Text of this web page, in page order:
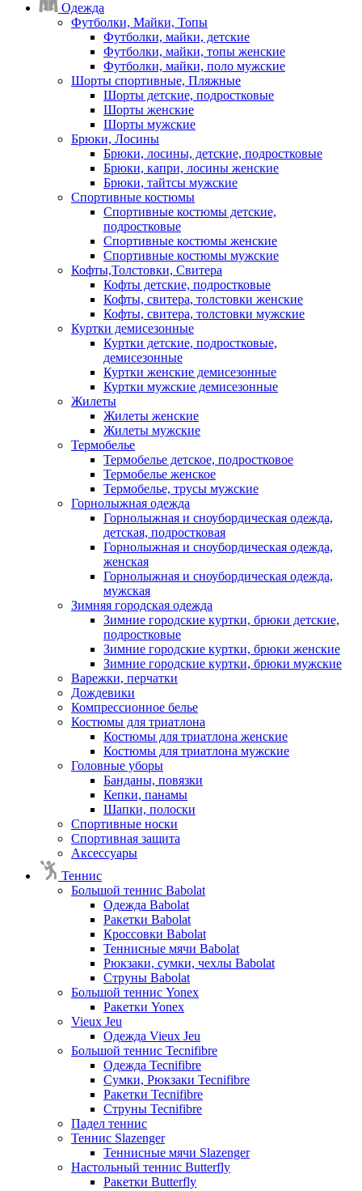
Одежда
Футболки, Майки, Топы
Футболки, майки, детские
Футболки, майки, топы женские
Футболки, майки, поло мужские
Шорты спортивные, Пляжные
Шорты детские, подростковые
Шорты женские
Шорты мужские
Брюки, Лосины
Брюки, лосины, детские, подростковые
Брюки, капри, лосины женские
Брюки, тайтсы мужские
Спортивные костюмы
Спортивные костюмы детские,
подростковые
Спортивные костюмы женские
Спортивные костюмы мужские
Кофты,Толстовки, Свитера
Кофты детские, подростковые
Кофты, свитера, толстовки женские
Кофты, свитера, толстовки мужские
Куртки демисезонные
Куртки детские, подростковые,
демисезонные
Куртки женские демисезонные
Куртки мужские демисезонные
Жилеты
Жилеты женские
Жилеты мужские
Термобелье
Термобелье детское, подростковое
Термобелье женское
Термобелье, трусы мужские
Горнолыжная одежда
Горнолыжная и сноубордическая одежда,
детская, подростковая
Горнолыжная и сноубордическая одежда,
женская
Горнолыжная и сноубордическая одежда,
мужская
Зимняя городская одежда
Зимние городские куртки, брюки детские,
подростковые
Зимние городские куртки, брюки женские
Зимние городские куртки, брюки мужские
Варежки, перчатки
Дождевики
Компрессионное белье
Костюмы для триатлона
Костюмы для триатлона женские
Костюмы для триатлона мужские
Головные уборы
Банданы, повязки
Кепки, панамы
Шапки, полоски
Спортивные носки
Спортивная защита
Аксессуары
Теннис
Большой теннис Babolat
Одежда Babolat
Ракетки Babolat
Кроссовки Babolat
Теннисные мячи Babolat
Рюкзаки, сумки, чехлы Babolat
Струны Babolat
Большой теннис Yonex
Ракетки Yonex
Vieux Jeu
Одежда Vieux Jeu
Большой теннис Tecnifibre
Одежда Tecnifibre
Сумки, Рюкзаки Tecnifibre
Ракетки Tecnifibre
Струны Tecnifibre
Падел теннис
Теннис Slazenger
Теннисные мячи Slazenger
Настольный теннис Butterfly
Ракетки Butterfly